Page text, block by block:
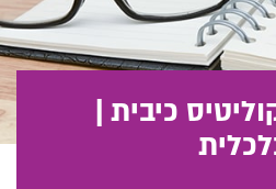
כיבית |